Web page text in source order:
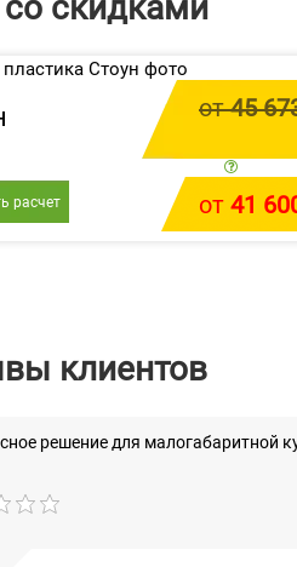
от45
от 41
расчет У меня есть
клиентов
решение для малогабаритной